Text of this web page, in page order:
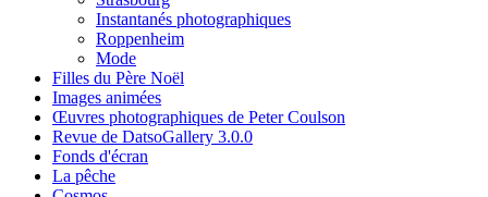
Instantanés photographiques
Roppenheim
Mode
Filles du Père Noël
Images animées
Œuvres photographiques de Peter Coulson
Revue de DatsoGallery 3.0.0
Fonds d'écran
La pêche